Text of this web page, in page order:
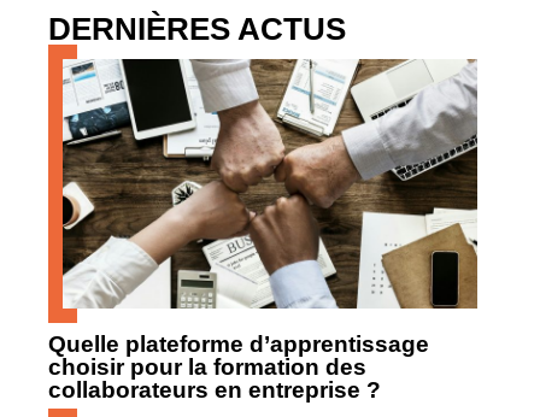
DERNIÈRES ACTUS
Quelle plateforme d’apprentissage
choisir pour la formation des
collaborateurs en entreprise ?